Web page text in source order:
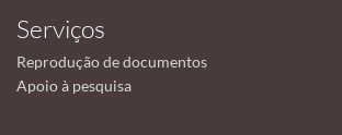
Serviços
Reprodução de documentos
Apoio à pesquisa